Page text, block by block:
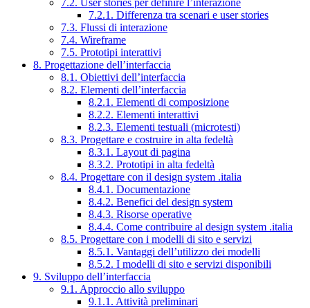
7.2. User stories per definire l’interazione
7.2.1. Differenza tra scenari e user stories
7.3. Flussi di interazione
7.4. Wireframe
7.5. Prototipi interattivi
8. Progettazione dell’interfaccia
8.1. Obiettivi dell’interfaccia
8.2. Elementi dell’interfaccia
8.2.1. Elementi di composizione
8.2.2. Elementi interattivi
8.2.3. Elementi testuali (microtesti)
8.3. Progettare e costruire in alta fedeltà
8.3.1. Layout di pagina
8.3.2. Prototipi in alta fedeltà
8.4. Progettare con il design system .italia
8.4.1. Documentazione
8.4.2. Benefici del design system
8.4.3. Risorse operative
8.4.4. Come contribuire al design system .italia
8.5. Progettare con i modelli di sito e servizi
8.5.1. Vantaggi dell’utilizzo dei modelli
8.5.2. I modelli di sito e servizi disponibili
9. Sviluppo dell’interfaccia
9.1. Approccio allo sviluppo
9.1.1. Attività preliminari